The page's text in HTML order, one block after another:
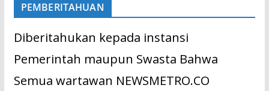
PEMBERITAHUAN
Diberitahukan kepada instansi
Pemerintah maupun Swasta Bahwa
Semua wartawan NEWSMETRO.CO